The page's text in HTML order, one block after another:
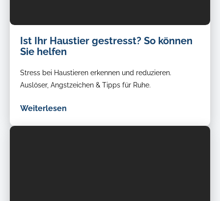
Ist Ihr Haustier gestresst? So können
Sie helfen
Stress bei Haustieren erkennen und reduzieren.
Auslöser, Angstzeichen & Tipps für Ruhe.
Weiterlesen